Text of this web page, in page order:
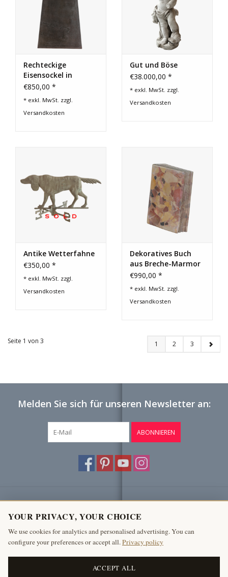
Rechteckige
Eisensockel in
Obeliskenform mit
€850,00 *
* exkl. MwSt. zzgl.
Versandkosten
Gut und Böse
€38.000,00 *
* exkl. MwSt. zzgl.
Versandkosten
Antike Wetterfahne
€350,00 *
* exkl. MwSt. zzgl.
Versandkosten
Dekoratives Buch
aus Breche-Marmor
€990,00 *
* exkl. MwSt. zzgl.
Versandkosten
Seite 1 von 3 1 2 3
Melden Sie sich für unseren Newsletter an:
ABONNIEREN
Produkte
Mein Konto
The Antique Fireplace Bank
YOUR PRIVACY, YOUR CHOICE
We use cookies for analytics and personalised advertising. You can
configure your preferences or accept all.Privacy policy
ACCEPT ALL